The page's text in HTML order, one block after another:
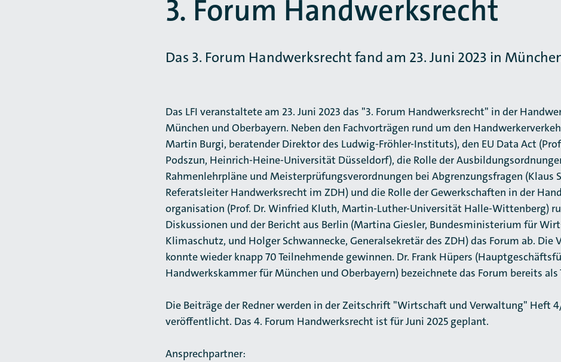
3. Forum Handwerksrecht
Das 3. Forum Handwerksrecht fand am 23. Juni 2023 in
Das LFI veranstaltete am 23. Juni 2023 das "3. Forum Handwerksrecht" in der
München und Oberbayern. Neben den Fachvorträgen rund um den
Martin Burgi, beratender Direktor des Ludwig-Fröhler-Instituts), den EU Data Act
Podszun, Heinrich-Heine-Universität Düsseldorf), die Rolle der
Rahmenlehrpläne und Meisterprüfungsverordnungen bei Abgrenzungsfragen (Klaus
Referatsleiter Handwerksrecht im ZDH) und die Rolle der Gewerkschaften in der
organisation (Prof. Dr. Winfried Kluth, Martin-Luther-Universität Halle-Wittenberg)
Diskussionen und der Bericht aus Berlin (Martina Giesler, Bundesministerium für
Klimaschutz, und Holger Schwannecke, Generalsekretär des ZDH) das Forum ab. Die
konnte wieder knapp 70 Teilnehmende gewinnen. Dr. Frank Hüpers
Handwerkskammer für München und Oberbayern) bezeichnete das Forum bereits als
Die Beiträge der Redner werden in der Zeitschrift "Wirtschaft und Verwaltung" Heft
veröffentlicht. Das 4. Forum Handwerksrecht ist für Juni 2025 geplant.
Ansprechpartner: